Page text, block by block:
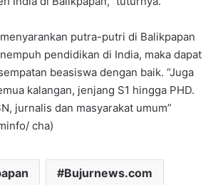
putra-putri di Balikpapan
pendidikan di India, maka dapat
beasiswa dengan baik. “Juga
kalangan, jenjang S1 hingga PHD.
jurnalis dan masyarakat umum”
cha)
Bujurnews.com